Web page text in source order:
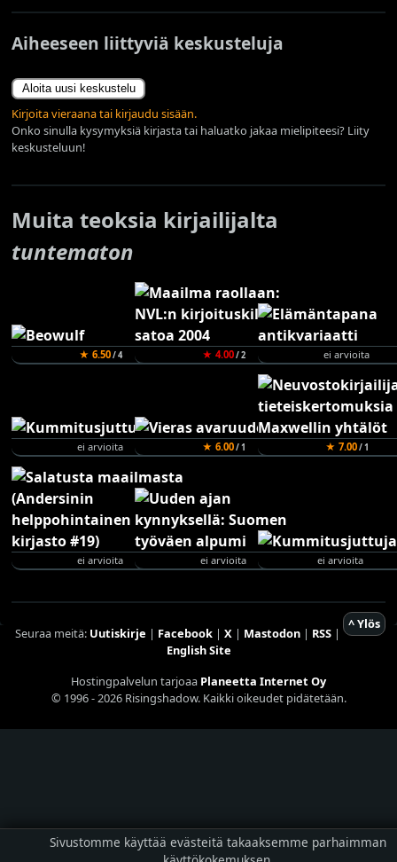
Aiheeseen liittyviä keskusteluja
Aloita uusi keskustelu
Kirjoita vieraana tai kirjaudu sisään.
Onko sinulla kysymyksiä kirjasta tai haluatko jakaa mielipiteesi? Liity
keskusteluun!
Muita teoksia kirjailijalta
tuntematon
★ 6.50/ 4 ★ 4.00/ 2 ei arvioita
ei arvioita ★ 6.00/ 1 ★ 7.00/ 1
ei arvioita ei arvioita ei arvioita
^ Ylös
Seuraa meitä: Uutiskirje | Facebook| X | Mastodon| RSS|
English Site
Hostingpalvelun tarjoaa Planeetta Internet Oy
© 1996 - 2026 Risingshadow. Kaikki oikeudet pidätetään.
Sivustomme käyttää evästeitä takaaksemme parhaimman